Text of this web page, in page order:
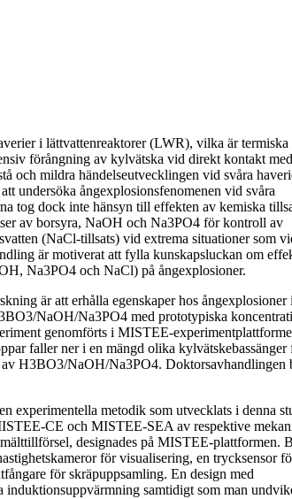
i lättvattenreaktorer (LWR), vilka är termiska
förångning av kylvätska vid direkt kontakt med
och mildra händelseutvecklingen vid svåra
undersöka ångexplosionsfenomenen vid svåra
tog dock inte hänsyn till effekten av kemiska
av borsyra, NaOH och Na3PO4 för kontroll av
(NaCl-tillsats) vid extrema situationer som
är motiverat att fylla kunskapsluckan om
Na3PO4 och NaCl) på ångexplosioner.
är att erhålla egenskaper hos ångexplosioner i
NaOH/Na3PO4 med prototypiska
genomförts i MISTEE-
faller ner i en mängd olika kylvätskebassänger
H3BO3/NaOH/Na3PO4. Doktorsavhandlingen
experimentella metodik som utvecklats i denna
CE och MISTEE-SEA av respektive
designades på MISTEE-plattformen.
för visualisering, en trycksensor
för skräpuppsamling. En design med
induktionsuppvärmning samtidigt som man